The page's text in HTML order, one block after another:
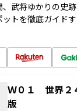
、武将ゆかりの史
トを徹底ガイド
Ｗ０１ 世界２
版